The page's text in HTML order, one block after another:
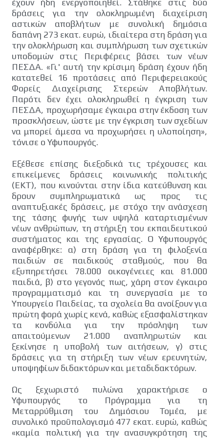
έχουν ήδη ενεργοποιηθεί. Στάθηκε στις δύο
δράσεις για την ολοκληρωμένη διαχείριση
αστικών αποβλήτων με συνολική δημόσια
δαπάνη 273 εκατ. ευρώ, ιδιαίτερα στη δράση για
την ολοκλήρωση και συμπλήρωση των σχετικών
υποδομών στις Περιφέρεις βάσει των νέων
ΠΕΣΔΑ. «Γι' αυτή την κρίσιμη δράση έχουν ήδη
κατατεθεί 16 προτάσεις από Περιφερειακούς
Φορείς Διαχείρισης Στερεών Αποβλήτων.
Παρότι δεν έχει ολοκληρωθεί η έγκριση των
ΠΕΣΔΑ, προχωρήσαμε έγκαιρα στην έκδοση των
προσκλήσεων, ώστε με την έγκριση των σχεδίων
να μπορεί άμεσα να προχωρήσει η υλοποίηση»,
τόνισε ο Υφυπουργός.
Εξέθεσε επίσης διεξοδικά τις τρέχουσες και
επικείμενες δράσεις κοινωνικής πολιτικής
(ΕΚΤ), που κινούνται στην ίδια κατεύθυνση και
δρουν συμπληρωματικά ως προς τις
αναπτυξιακές δράσεις, με στόχο την ανάσχεση
της τάσης φυγής των υψηλά καταρτισμένων
νέων ανθρώπων, τη στήριξη του εκπαιδευτικού
συστήματος και της εργασίας. Ο Υφυπουργός
αναφέρθηκε: α) στη δράση για τη φιλοξενία
παιδιών σε παιδικούς σταθμούς, που θα
εξυπηρετήσει 78.000 οικογένειες και 81.000
παιδιά, β) στο γεγονός πως, χάρη στον έγκαιρο
προγραμματισμό και τη συνεργασία με το
Υπουργείο Παιδείας, τα σχολεία θα ανοίξουν για
πρώτη φορά χωρίς κενά, καθώς εξασφαλίστηκαν
τα κονδύλια για την πρόσληψη των
απαιτούμενων 21.000 αναπληρωτών και
ξεκίνησε η υποβολή των αιτήσεων, γ) στις
δράσεις για τη στήριξη των νέων ερευνητών,
υποψηφίων διδακτόρων και μεταδιδακτόρων.
Ως ξεχωριστό πυλώνα χαρακτήρισε ο
Υφυπουργός το Πρόγραμμα για τη
Μεταρρύθμιση του Δημόσιου Τομέα, με
συνολικό προϋπολογισμό 477 εκατ. ευρώ, καθώς
«καμία πολιτική για την ανασυγκρότηση της